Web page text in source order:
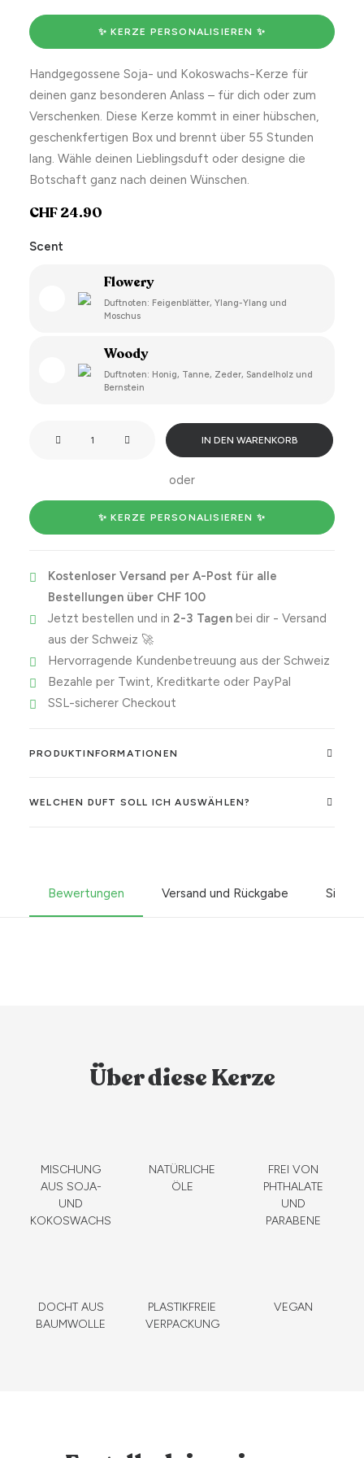
✨ KERZE PERSONALISIEREN ✨
Handgegossene Soja- und Kokoswachs-Kerze für
deinen ganz besonderen Anlass – für dich oder zum
Verschenken. Diese Kerze kommt in einer hübschen,
geschenkfertigen Box und brennt über 55 Stunden
lang. Wähle deinen Lieblingsduft oder designe die
Botschaft ganz nach deinen Wünschen.
CHF24.90
Scent
Flowery
Duftnoten: Feigenblätter, Ylang-Ylang und
Moschus
Woody
Duftnoten: Honig, Tanne, Zeder, Sandelholz und
Bernstein
sondern
halt
dein
Maul.
Menge
IN DEN WARENKORB
oder
✨ KERZE PERSONALISIEREN ✨
Kostenloser Versand per A-Post für alle
Bestellungen über CHF 100
Jetzt bestellen und in 2-3 Tagenbei dir - Versand
aus der Schweiz 🚀
Hervorragende Kundenbetreuung aus der Schweiz
Bezahle per Twint, Kreditkarte oder PayPal
SSL-sicherer Checkout
PRODUKTINFORMATIONEN
WELCHEN DUFT SOLL ICH AUSWÄHLEN?
Bewertungen Versand und Rückgabe
Über diese Kerze
MISCHUNG
AUS SOJA-
UND
KOKOSWACHS
NATÜRLICHE
ÖLE
FREI VON
PHTHALATE
UND
PARABENE
DOCHT AUS
BAUMWOLLE
PLASTIKFREIE
VERPACKUNG
VEGAN